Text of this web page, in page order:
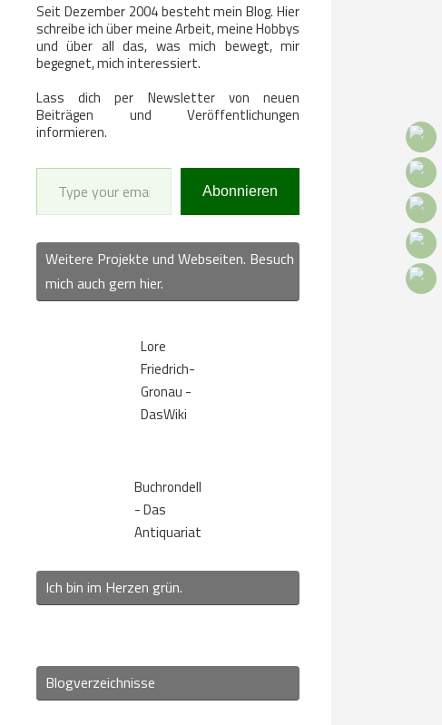
Seit Dezember 2004 besteht mein Blog. Hier
schreibe ich über meine Arbeit, meine Hobbys
und über all das, was mich bewegt, mir
begegnet, mich interessiert.
Lass dich per Newsletter von neuen
Beiträgen und Veröffentlichungen
informieren.
Type your email…
Abonnieren
Weitere Projekte und Webseiten. Besuch
mich auch gern hier.
Lore
Friedrich-
Gronau -
DasWiki
Buchrondell
- Das
Antiquariat
Ich bin im Herzen grün.
Blogverzeichnisse